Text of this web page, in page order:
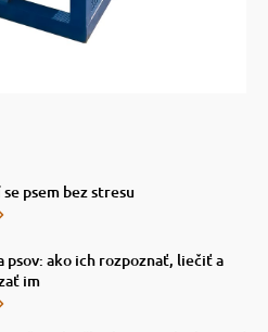
psem bez stresu
psov: ako ich rozpoznať, liečiť a
im